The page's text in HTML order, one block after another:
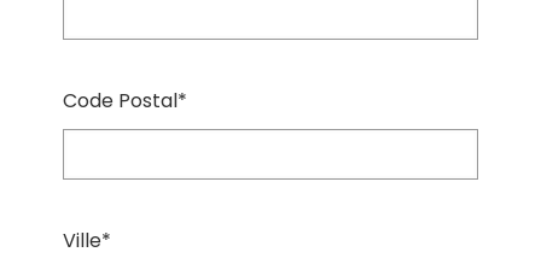
Code Postal*
Ville*